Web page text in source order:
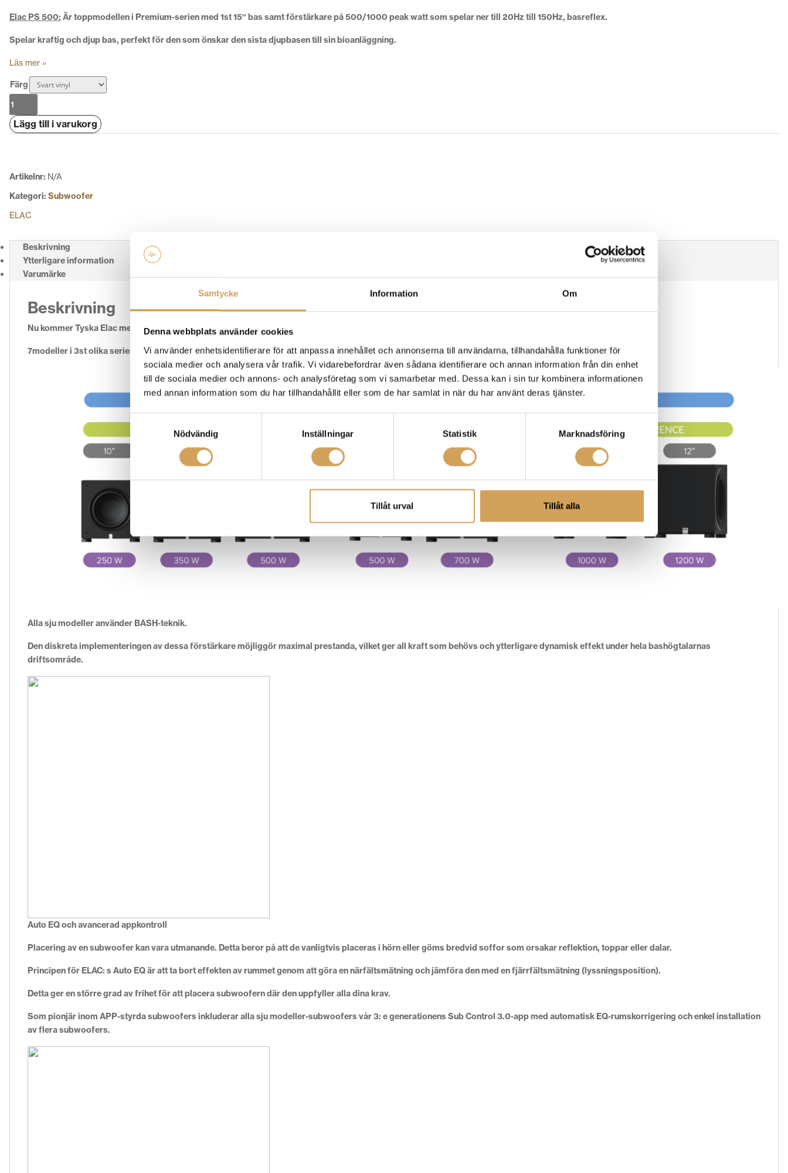
Samtycke Information Om
Denna webbplats använder cookies
Vi använder enhetsidentifierare för att anpassa innehållet och annonserna till användarna, tillhandahålla funktioner för
sociala medier och analysera vår trafik. Vi vidarebefordrar även sådana identifierare och annan information från din enhet
till de sociala medier och annons- och analysföretag som vi samarbetar med. Dessa kan i sin tur kombinera informationen
med annan information som du har tillhandahållit eller som de har samlat in när du har använt deras tjänster.
Samtyckesval
Nödvändig
Inställningar Statistik Marknadsföring
Tillåt urval Tillåt alla
Elac PS 500: Är toppmodellen i Premium-serien med 1st 15″ bas samt förstärkare på 500/1000 peak watt som spelar ner till 20Hz till 150Hz, basreflex.
Spelar kraftig och djup bas, perfekt för den som önskar den sista djupbasen till sin bioanläggning.
Läs mer »
Färg
Elac
PS
500
Lägg till i varukorg
Artikelnr: N/A
Kategori: Subwoofer
ELAC
Beskrivning
Ytterligare information
Varumärke
Beskrivning
Nu kommer Tyska Elac med flera uppdaterade subwoofers för att passa dina krav för musik eller film.
7modeller i 3st olika serier, Premium, Reference och Dual Reference.
Alla sju modeller använder BASH-teknik.
Den diskreta implementeringen av dessa förstärkare möjliggör maximal prestanda, vilket ger all kraft som behövs och ytterligare dynamisk effekt under hela bashögtalarnas
driftsområde.
Auto EQ och avancerad appkontroll
Placering av en subwoofer kan vara utmanande. Detta beror på att de vanligtvis placeras i hörn eller göms bredvid soffor som orsakar reflektion, toppar eller dalar.
Principen för ELAC: s Auto EQ är att ta bort effekten av rummet genom att göra en närfältsmätning och jämföra den med en fjärrfältsmätning (lyssningsposition).
Detta ger en större grad av frihet för att placera subwoofern där den uppfyller alla dina krav.
Som pionjär inom APP-styrda subwoofers inkluderar alla sju modeller-subwoofers vår 3: e generationens Sub Control 3.0-app med automatisk EQ-rumskorrigering och enkel installation
av flera subwoofers.